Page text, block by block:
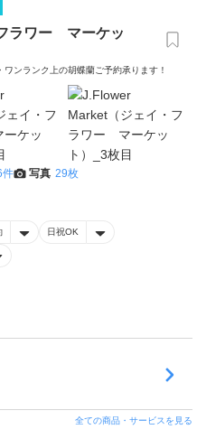
ラワー マーケッ
ンランク上の胡蝶蘭ご予約承ります！
件 写真 29枚
日祝OK
全ての商品・サービスを見る